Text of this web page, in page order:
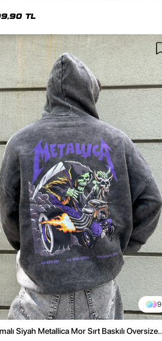
TL
9
Siyah Metallica Mor Sırt Baskılı Oversize